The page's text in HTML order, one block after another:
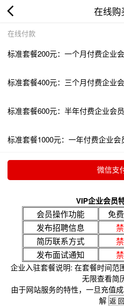
在线购
在线付款
标准套餐200元：一个月付费企业
标准套餐400元：三个月付费企业
标准套餐600元：半年付费企业会员
标准套餐1000元：一年付费企业会
VIP企业会员
会员操作功能 免
发布招聘信息
简历联系方式
发布面试通知
企业入驻套餐说明: 在套餐时间范
无限查看简
由于网站服务的特性，一旦充值
解